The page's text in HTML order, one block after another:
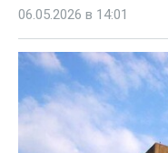
06.05.2026 в 14:01